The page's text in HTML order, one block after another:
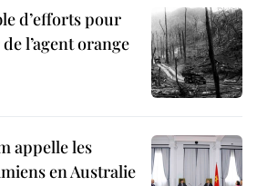
d’efforts pour
l’agent orange
appelle les
en Australie